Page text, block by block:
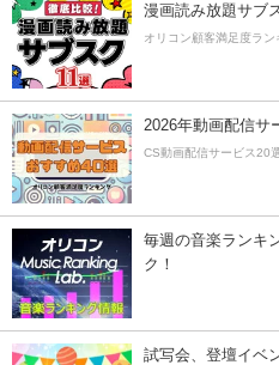
漫画読み放題サブ
オリコン顧客満足度ラン
2026年動画配信サ
CS動画配信サービス20
毎週の音楽ランキ
ク！
試写会、登壇イベ